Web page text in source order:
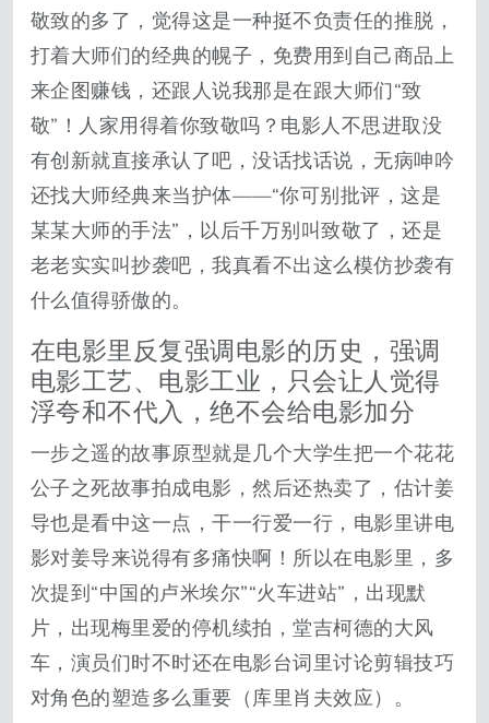
敬致的多了，觉得这是一种挺不负责任的推脱，
打着大师们的经典的幌子，免费用到自己商品上
来企图赚钱，还跟人说我那是在跟大师们“致
敬”！人家用得着你致敬吗？电影人不思进取没
有创新就直接承认了吧，没话找话说，无病呻吟
还找大师经典来当护体——“你可别批评，这是
某某大师的手法”，以后千万别叫致敬了，还是
老老实实叫抄袭吧，我真看不出这么模仿抄袭有
什么值得骄傲的。
在电影里反复强调电影的历史，强调
电影工艺、电影工业，只会让人觉得
浮夸和不代入，绝不会给电影加分
一步之遥的故事原型就是几个大学生把一个花花
公子之死故事拍成电影，然后还热卖了，估计姜
导也是看中这一点，干一行爱一行，电影里讲电
影对姜导来说得有多痛快啊！所以在电影里，多
次提到“中国的卢米埃尔”“火车进站”，出现默
片，出现梅里爱的停机续拍，堂吉柯德的大风
车，演员们时不时还在电影台词里讨论剪辑技巧
对角色的塑造多么重要（库里肖夫效应）。